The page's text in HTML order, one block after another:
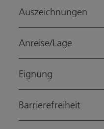
Auszeichnungen
Anreise/Lage
Eignung
Barrierefreiheit